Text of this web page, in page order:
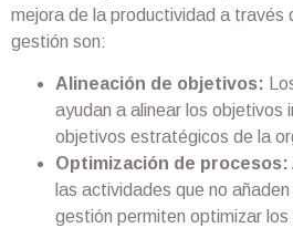
mejora de la productividad a través
gestión son:
Alineación de objetivos:
ayudan a alinear los objetivos
objetivos estratégicos de la
Optimización de procesos:
las actividades que no
gestión permiten optimizar